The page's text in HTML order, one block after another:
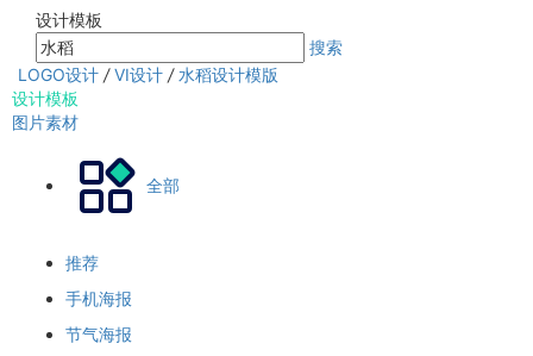
设计模板
搜索
LOGO设计 / VI设计 / 水稻设计模版
设计模板
图片素材
全部
推荐
手机海报
节气海报